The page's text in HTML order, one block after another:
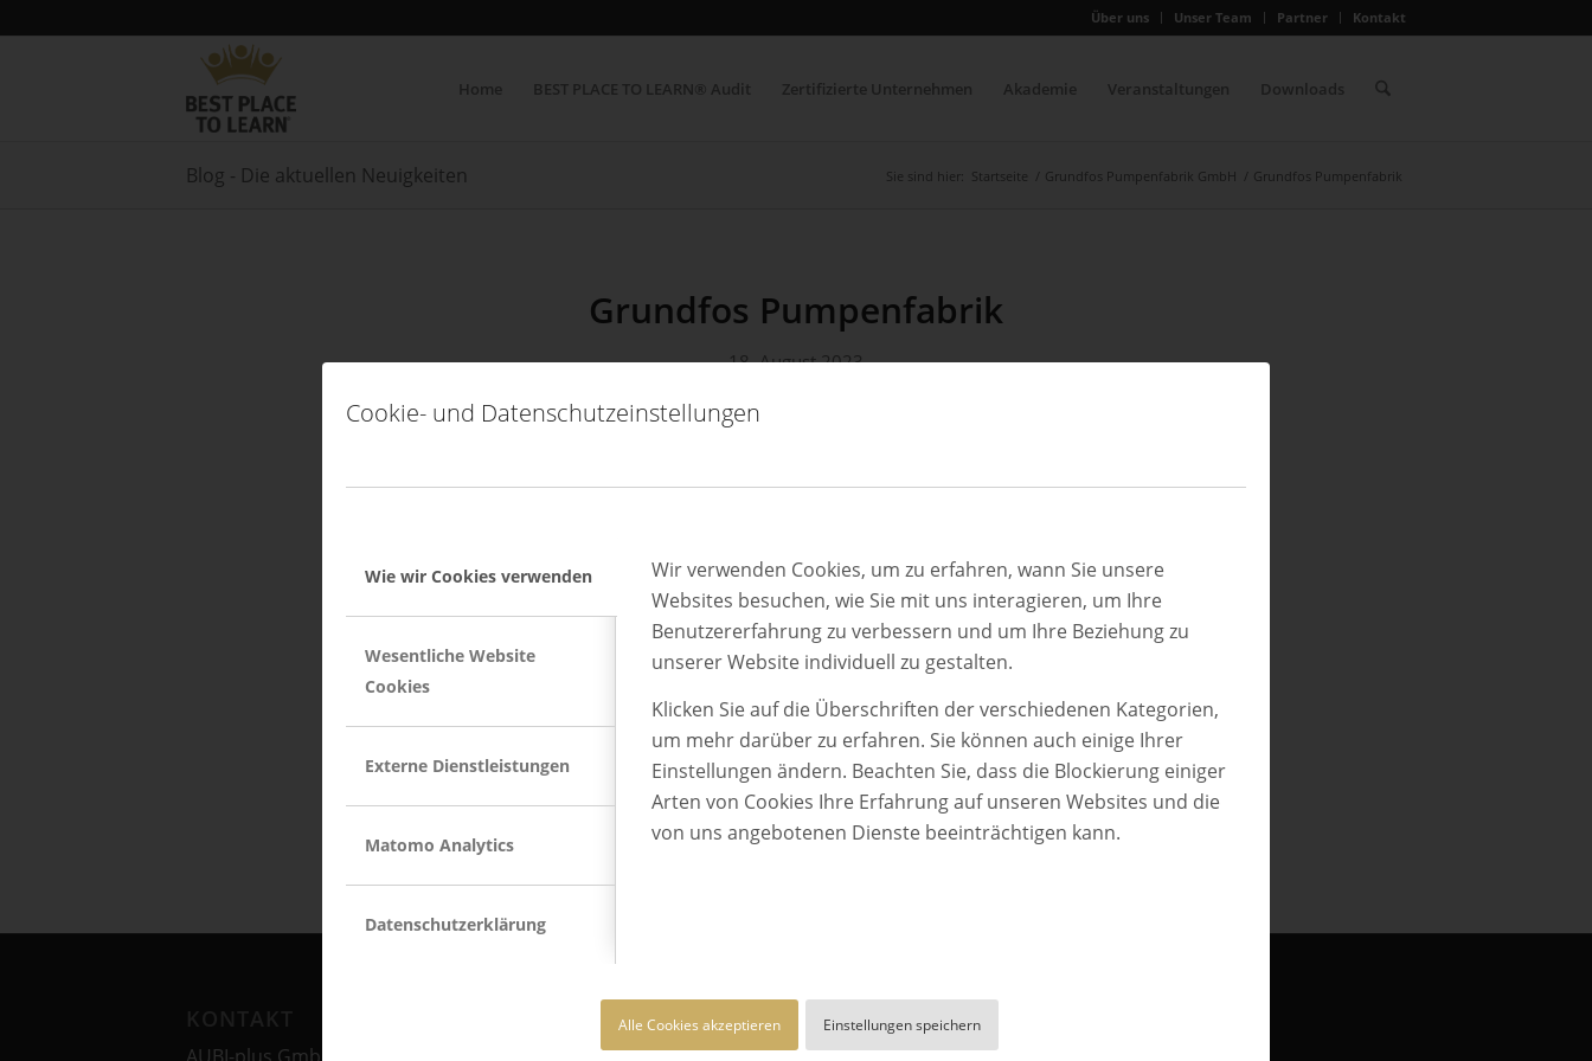
Cookie- und Datenschutzeinstellungen
Wie wir Cookies verwenden
Wesentliche Website
Cookies
Externe Dienstleistungen
Matomo Analytics
Datenschutzerklärung
Wir verwenden Cookies, um zu erfahren, wann Sie unsere
Websites besuchen, wie Sie mit uns interagieren, um Ihre
Benutzererfahrung zu verbessern und um Ihre Beziehung zu
unserer Website individuell zu gestalten.
Klicken Sie auf die Überschriften der verschiedenen Kategorien,
um mehr darüber zu erfahren. Sie können auch einige Ihrer
Einstellungen ändern. Beachten Sie, dass die Blockierung einiger
Arten von Cookies Ihre Erfahrung auf unseren Websites und die
von uns angebotenen Dienste beeinträchtigen kann.
Alle Cookies akzeptieren Einstellungen speichern
Über uns Unser Team Partner Kontakt
Home BEST PLACE TO LEARN® Audit Zertifizierte Unternehmen Akademie Veranstaltungen Downloads
Blog - Die aktuellen Neuigkeiten Sie sind hier: Startseite / Grundfos Pumpenfabrik GmbH / Grundfos Pumpenfabrik
Grundfos Pumpenfabrik
18. August 2023
Eintrag teilen
BEST PLACE TO LEARN